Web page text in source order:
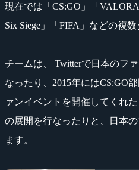
現在では「CS:GO」「
Six Siege」「FIFA」などの複
チームは、 Twitterで日本のフ
なったり、2015年にはCS:GO
ァンイベントを開催してくれ
の展開を行なったりと、日本
ます。